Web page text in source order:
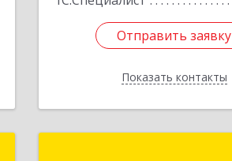
Отправить заявку
Показать контакты
Отправить заявку
Назад